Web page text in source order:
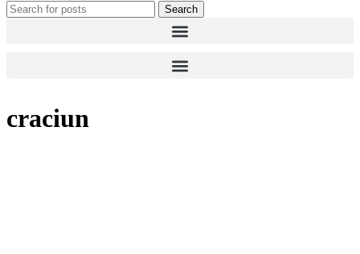
Search
craciun